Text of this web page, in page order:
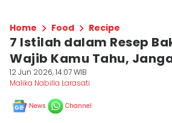
Home Food Recipe
7 Istilah dalam Resep
Wajib Kamu Tahu,
12 Jun 2026, 14:07 WIB
Malika Nabilla Larasati
News Channel